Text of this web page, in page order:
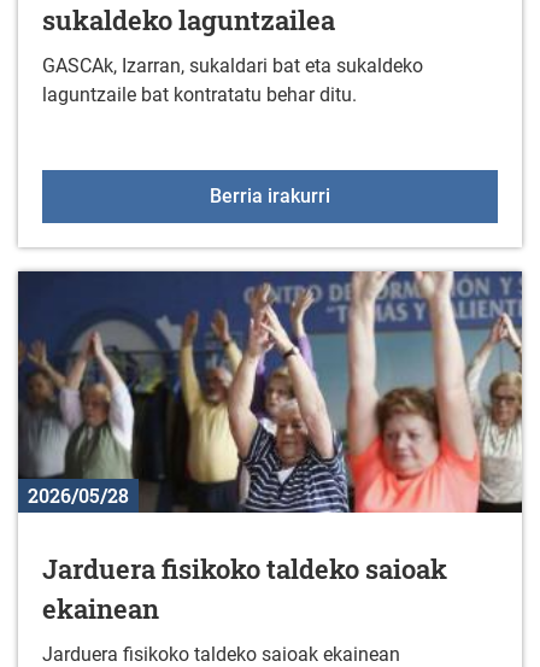
sukaldeko laguntzailea
GASCAk, Izarran, sukaldari bat eta sukaldeko
laguntzaile bat kontratatu behar ditu.
Berria irakurri
2026/05/28
Jarduera fisikoko taldeko saioak
ekainean
Jarduera fisikoko taldeko saioak ekainean